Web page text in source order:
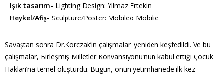
Işık tasarım- Lighting Design: Yilmaz Ertekin
Heykel/Afiş- Sculpture/Poster: Mobileo Mobilie
Savaştan sonra Dr.Korczak’ın çalışmaları yeniden keşfedildi. Ve bu
çalışmalar, Birleşmiş Milletler Konvansiyonu’nun kabul ettiği Çocuk
Hakları’na temel oluşturdu. Bugün, onun yetimhanede ilk kez